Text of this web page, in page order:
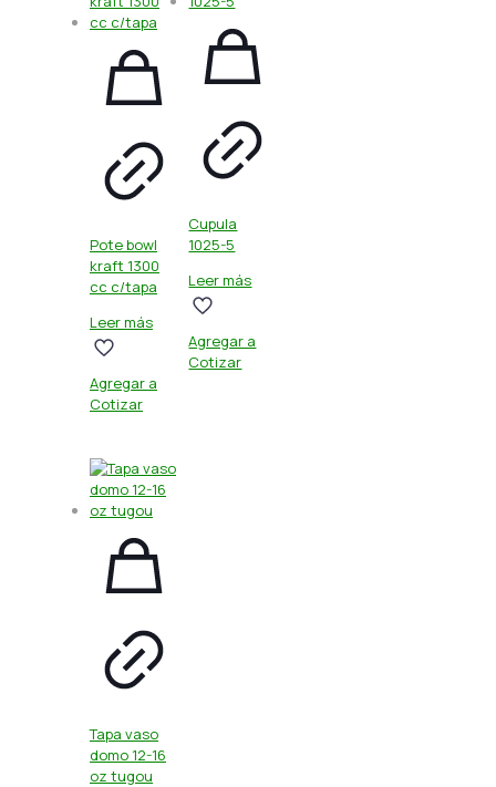
Pote bowl
kraft 1300
cc c/tapa
Leer más
Agregar a
Cotizar
Cupula
1025-5
Leer más
Agregar a
Cotizar
Tapa vaso
domo 12-16
oz tugou